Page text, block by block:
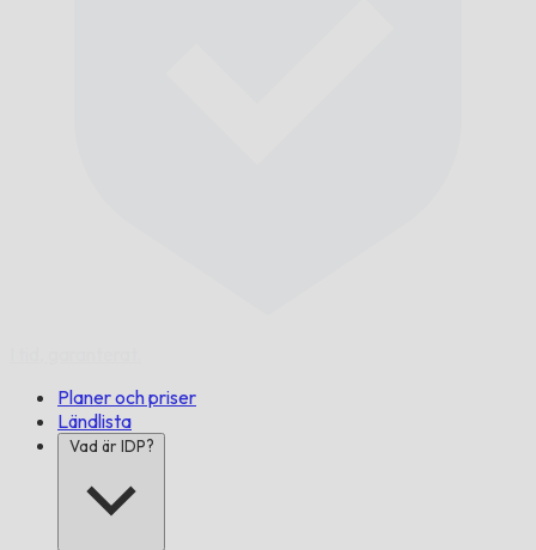
Planer och priser
Ländlista
Vad är IDP?